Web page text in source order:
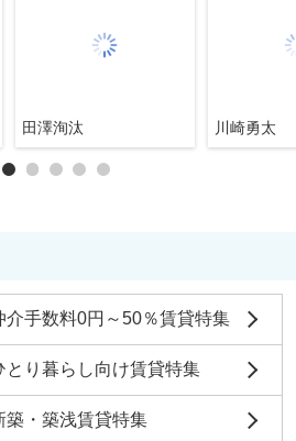
田澤洵汰 川崎勇太
介手数料0円～50％賃貸特集
とり暮らし向け賃貸特集
築・築浅賃貸特集